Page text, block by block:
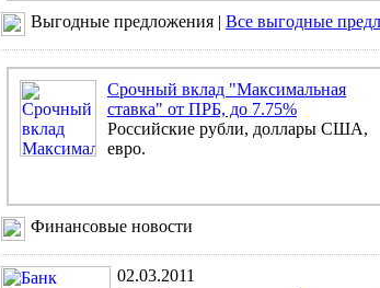
Выгодные предложения | Все выгодные
Срочный вклад "Максимальная
ставка" от ПРБ, до 7.75%
Российские рубли, доллары США,
евро.
Финансовые новости
02.03.2011